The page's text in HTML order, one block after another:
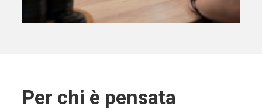
Per chi è pensata